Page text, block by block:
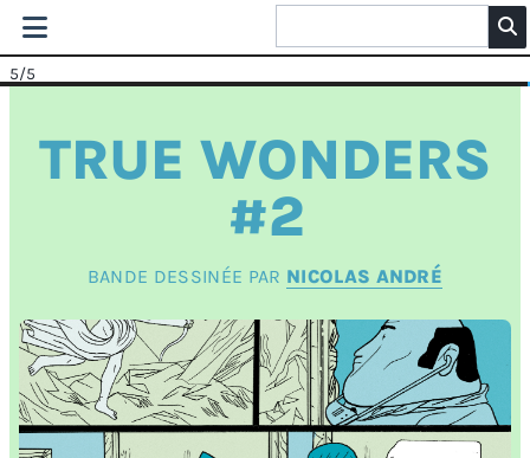
5/5
TRUE WONDERS
#2
BANDE DESSINÉE PAR NICOLAS ANDRÉ